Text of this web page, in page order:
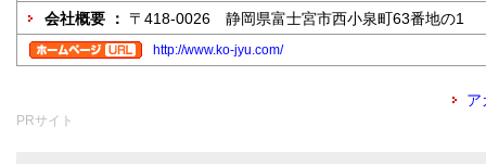
会社概要 ： 〒418-0026 静岡県富士宮市西小泉町63番地の1
http://www.ko-jyu.com/
ア
PRサイト